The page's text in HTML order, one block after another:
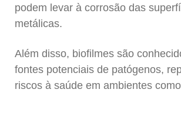
podem levar à corrosão das
metálicas.
Além disso, biofilmes são
fontes potenciais de patógenos,
riscos à saúde em ambientes